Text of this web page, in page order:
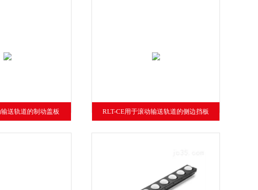
送轨道的制动盖板 RLT-CE用于滚动输送轨道的侧边挡板